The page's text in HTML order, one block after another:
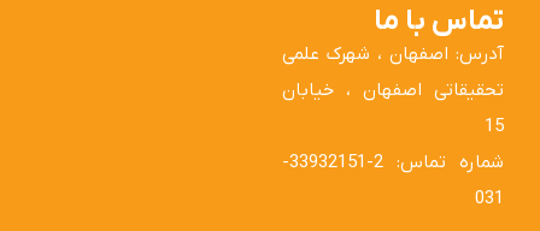
تماس با ما
آدرس: اصفهان ، شهرک علمی
تحقیقاتی اصفهان ، خیابان
15
شماره تماس: 2-33932151-
031